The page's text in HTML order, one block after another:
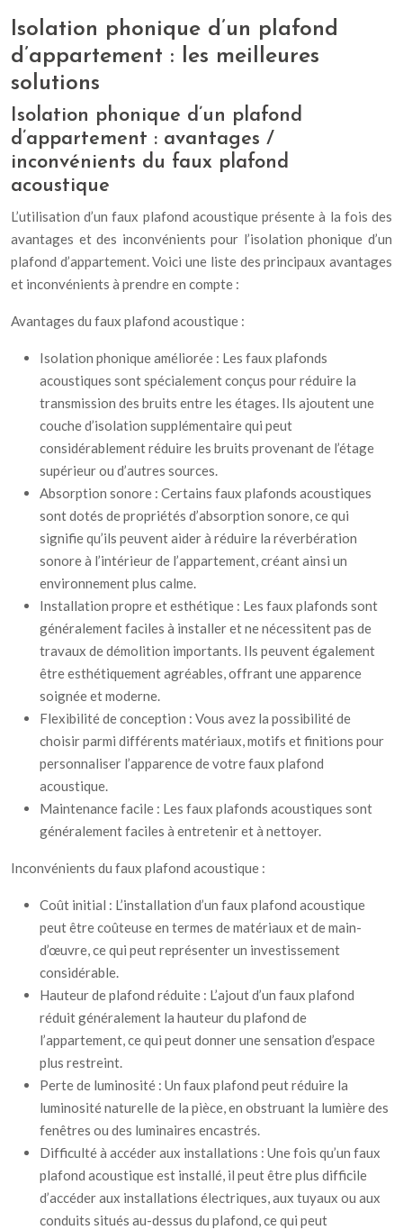
Isolation phonique d’un plafond
d’appartement : les meilleures
solutions
Isolation phonique d’un plafond
d’appartement : avantages /
inconvénients du faux plafond
acoustique
L’utilisation d’un faux plafond acoustique présente à la fois des
avantages et des inconvénients pour l’isolation phonique d’un
plafond d’appartement. Voici une liste des principaux avantages
et inconvénients à prendre en compte :
Avantages du faux plafond acoustique :
Isolation phonique améliorée : Les faux plafonds
acoustiques sont spécialement conçus pour réduire la
transmission des bruits entre les étages. Ils ajoutent une
couche d’isolation supplémentaire qui peut
considérablement réduire les bruits provenant de l’étage
supérieur ou d’autres sources.
Absorption sonore : Certains faux plafonds acoustiques
sont dotés de propriétés d’absorption sonore, ce qui
signifie qu’ils peuvent aider à réduire la réverbération
sonore à l’intérieur de l’appartement, créant ainsi un
environnement plus calme.
Installation propre et esthétique : Les faux plafonds sont
généralement faciles à installer et ne nécessitent pas de
travaux de démolition importants. Ils peuvent également
être esthétiquement agréables, offrant une apparence
soignée et moderne.
Flexibilité de conception : Vous avez la possibilité de
choisir parmi différents matériaux, motifs et finitions pour
personnaliser l’apparence de votre faux plafond
acoustique.
Maintenance facile : Les faux plafonds acoustiques sont
généralement faciles à entretenir et à nettoyer.
Inconvénients du faux plafond acoustique :
Coût initial : L’installation d’un faux plafond acoustique
peut être coûteuse en termes de matériaux et de main-
d’œuvre, ce qui peut représenter un investissement
considérable.
Hauteur de plafond réduite : L’ajout d’un faux plafond
réduit généralement la hauteur du plafond de
l’appartement, ce qui peut donner une sensation d’espace
plus restreint.
Perte de luminosité : Un faux plafond peut réduire la
luminosité naturelle de la pièce, en obstruant la lumière des
fenêtres ou des luminaires encastrés.
Difficulté à accéder aux installations : Une fois qu’un faux
plafond acoustique est installé, il peut être plus difficile
d’accéder aux installations électriques, aux tuyaux ou aux
conduits situés au-dessus du plafond, ce qui peut